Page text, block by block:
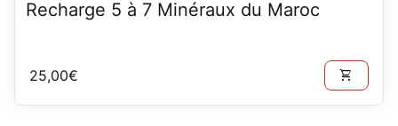
Recharge 5 à 7 Minéraux du Maroc
Prix normal
25,00€ shopping_cart